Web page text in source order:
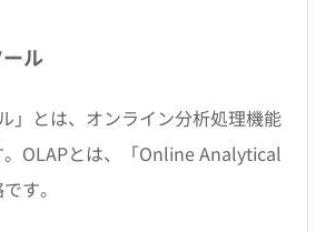
ル
」とは、オンライン分析処理機能
OLAPとは、「Online Analytical
す。